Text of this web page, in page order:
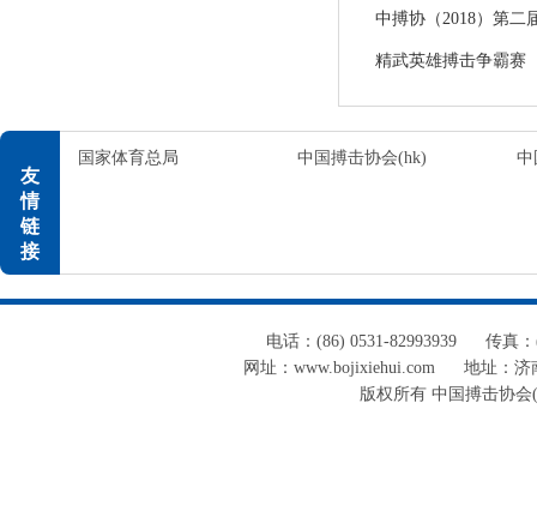
中搏协（2018）第二
精武英雄搏击争霸赛
友
情
链
接
国家体育总局 中国搏击协会(hk) 中
电话：(86) 0531-82993939
传真
网址：www.bojixiehui.com
地址：济
版权所有 中国搏击协会